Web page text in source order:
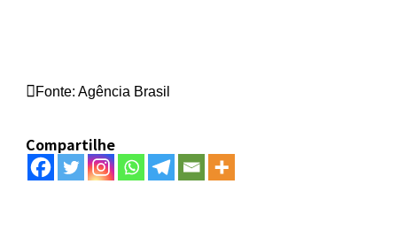
Fonte: Agência Brasil
Compartilhe